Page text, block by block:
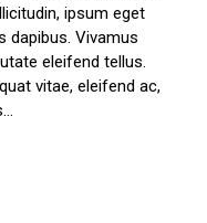
ipsum eget
dapibus. Vivamus
eleifend tellus.
vitae, eleifend ac,